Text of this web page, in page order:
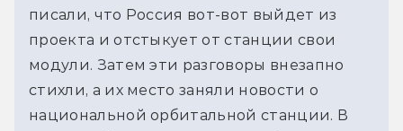
писали, что Россия вот-вот выйдет из
проекта и отстыкует от станции свои
модули. Затем эти разговоры внезапно
стихли, а их место заняли новости о
национальной орбитальной станции. В